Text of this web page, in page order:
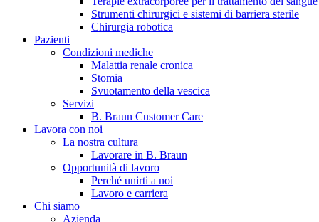
Hai domande o richieste? Scrivici per entrare subito in contatto
Strumenti chirurgici e sistemi di barriera sterile
Chirurgia robotica
Pazienti
Condizioni mediche
Malattia renale cronica
Stomia
Svuotamento della vescica
Servizi
B. Braun Customer Care
Lavora con noi
La nostra cultura
Lavorare in B. Braun
Opportunità di lavoro
Perché unirti a noi
Lavoro e carriera
Chi siamo
Azienda